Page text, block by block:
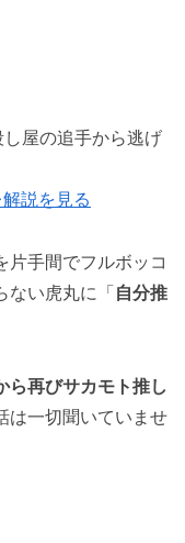
バレ最新話！
とめ
屋の追手から逃げ
説を見る
片手間でフルボッコ
ない虎丸に「自分推
ら再びサカモト推し
は一切聞いていませ